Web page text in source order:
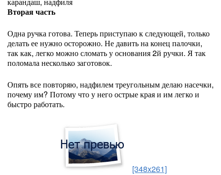
Вторая часть
Одна ручка готова. Теперь приступаю к следующей, только
делать ее нужно осторожно. Не давить на конец палочки,
так как, легко можно сломать у основания 2й ручки. Я так
поломала несколько заготовок.
Опять все повторяю, надфилем треугольным делаю насечки,
почему им? Потому что у него острые края и им легко и
быстро работать.
[348x261]